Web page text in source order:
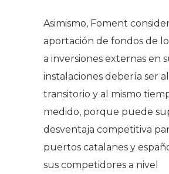
Asimismo, Foment
aportación de fondos de
a inversiones externas en
instalaciones debería ser
transitorio y al mismo
medido, porque puede
desventaja competitiva
puertos catalanes y
sus competidores a nivel